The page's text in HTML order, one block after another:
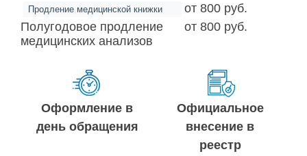
Продление медицинской книжки
от 800 руб.
Полугодовое продление
медицинских анализов
от 800 руб.
Оформление в
день обращения
Официальное
внесение в
реестр